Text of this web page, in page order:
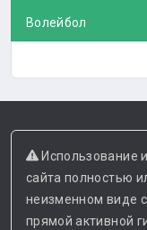
Волейбол
Использование
сайта полностью
неизменном виде
прямой активной